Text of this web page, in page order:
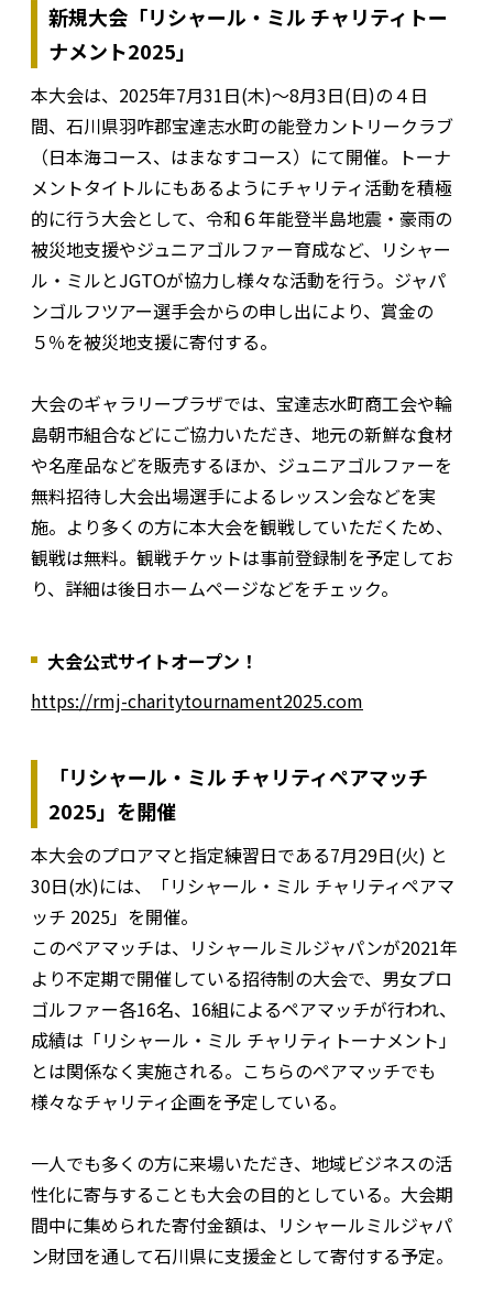
新規大会「リシャール・ミル チャリティトー
ナメント2025」
本大会は、2025年7月31日(木)～8月3日(日)の４日
間、石川県羽咋郡宝達志水町の能登カントリークラブ
（日本海コース、はまなすコース）にて開催。トーナ
メントタイトルにもあるようにチャリティ活動を積極
的に行う大会として、令和６年能登半島地震・豪雨の
被災地支援やジュニアゴルファー育成など、リシャー
ル・ミルとJGTOが協力し様々な活動を行う。ジャパ
ンゴルフツアー選手会からの申し出により、賞金の
５％を被災地支援に寄付する。
大会のギャラリープラザでは、宝達志水町商工会や輪
島朝市組合などにご協力いただき、地元の新鮮な食材
や名産品などを販売するほか、ジュニアゴルファーを
無料招待し大会出場選手によるレッスン会などを実
施。より多くの方に本大会を観戦していただくため、
観戦は無料。観戦チケットは事前登録制を予定してお
り、詳細は後日ホームページなどをチェック。
大会公式サイトオープン！
https://rmj-charitytournament2025.com
「リシャール・ミル チャリティペアマッチ
2025」を開催
本大会のプロアマと指定練習日である7月29日(火) と
30日(水)には、「リシャール・ミル チャリティペアマ
ッチ 2025」を開催。
このペアマッチは、リシャールミルジャパンが2021年
より不定期で開催している招待制の大会で、男女プロ
ゴルファー各16名、16組によるペアマッチが行われ、
成績は「リシャール・ミル チャリティトーナメント」
とは関係なく実施される。こちらのペアマッチでも
様々なチャリティ企画を予定している。
一人でも多くの方に来場いただき、地域ビジネスの活
性化に寄与することも大会の目的としている。大会期
間中に集められた寄付金額は、リシャールミルジャパ
ン財団を通して石川県に支援金として寄付する予定。